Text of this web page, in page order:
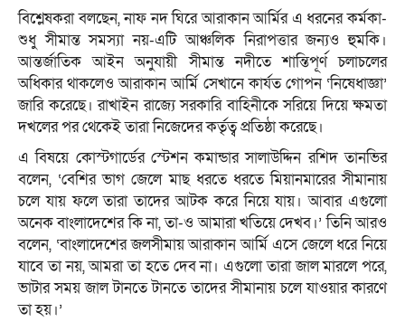
বিশ্লেষকরা বলছেন, নাফ নদ ঘিরে আরাকান আর্মির এ ধরনের কর্মকা-
শুধু সীমান্ত সমস্যা নয়-এটি আঞ্চলিক নিরাপত্তার জন্যও হুমকি।
আন্তর্জাতিক আইন অনুযায়ী সীমান্ত নদীতে শান্তিপূর্ণ চলাচলের
অধিকার থাকলেও আরাকান আর্মি সেখানে কার্যত গোপন ‘নিষেধাজ্ঞা’
জারি করেছে। রাখাইন রাজ্যে সরকারি বাহিনীকে সরিয়ে দিয়ে ক্ষমতা
দখলের পর থেকেই তারা নিজেদের কর্তৃত্ব প্রতিষ্ঠা করেছে।
এ বিষয়ে কোস্টগার্ডের স্টেশন কমান্ডার সালাউদ্দিন রশিদ তানভির
বলেন, ‘বেশির ভাগ জেলে মাছ ধরতে ধরতে মিয়ানমারের সীমানায়
চলে যায় ফলে তারা তাদের আটক করে নিয়ে যায়। আবার এগুলো
অনেক বাংলাদেশের কি না, তা-ও আমারা খতিয়ে দেখব।’ তিনি আরও
বলেন, ‘বাংলাদেশের জলসীমায় আরাকান আর্মি এসে জেলে ধরে নিয়ে
যাবে তা নয়, আমরা তা হতে দেব না। এগুলো তারা জাল মারলে পরে,
ভাটার সময় জাল টানতে টানতে তাদের সীমানায় চলে যাওয়ার কারণে
তা হয়।’